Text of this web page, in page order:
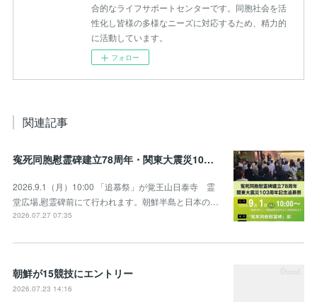
合的なライフサポートセンターです。同胞社会を活
性化し皆様の多様なニーズに対応するため、精力的
に活動しています。
フォロー
関連記事
寃死同胞慰霊碑建立78周年・関東大震災103周年記念追慕祭のお知らせ
2026.9.1（月）10:00 「追慕祭」が覚王山日泰寺 霊
堂広場,慰霊碑前にて行われます。朝鮮半島と日本の…
2026.07.27 07:35
朝鮮が15競技にエントリー
2026.07.23 14:16